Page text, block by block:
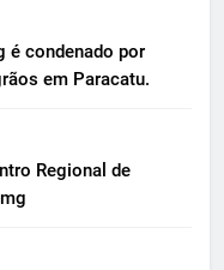
é condenado por
em Paracatu.
Regional de